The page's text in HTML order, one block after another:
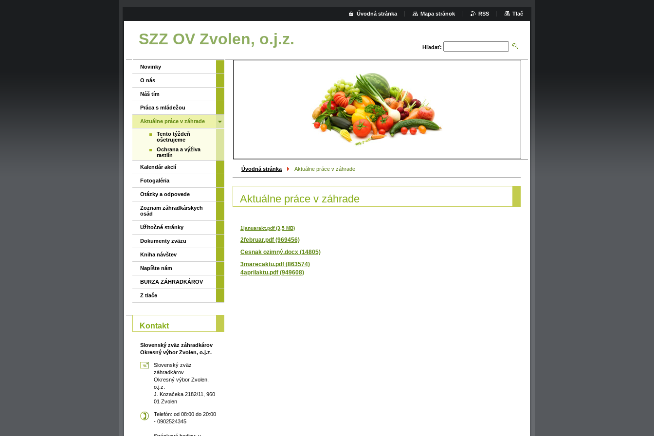
SZZ OV Zvolen, o.j.z. Hľadať:
Úvodná stránka Aktuálne práce v záhrade
Aktuálne práce v záhrade
1januarakt.pdf (3,5 MB)
2februar.pdf (969456)
Cesnak ozimný.docx (14805)
3marecaktu.pdf (863574)
4aprilaktu.pdf (949608)
Novinky
O nás
Náš tím
Práca s mládežou
Aktuálne práce v záhrade
Tento týždeň
ošetrujeme
Ochrana a výživa
rastlín
Kalendár akcií
Fotogaléria
Otázky a odpovede
Zoznam záhradkárskych
osád
Užitočné stránky
Dokumenty zväzu
Kniha návštev
Napíšte nám
BURZA ZÁHRADKÁROV
Z tlače
Kontakt
Slovenský zväz záhradkárov
Okresný výbor Zvolen, o.j.z.
Slovenský zväz
záhradkárov
Okresný výbor Zvolen,
o.j.z.
J. Kozačeka 2182/11, 960
01 Zvolen
Telefón: od 08:00 do 20:00
- 0902524345
Úvodná stránka Mapa stránok RSS Tlač